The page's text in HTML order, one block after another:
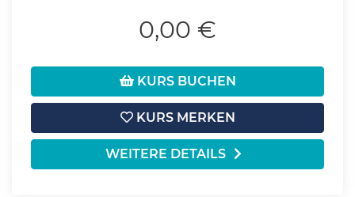
0,00 €
KURS BUCHEN
KURS MERKEN
WEITERE DETAILS